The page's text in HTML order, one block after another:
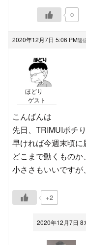
0
2020年12月7日 5:06 PM返
ほどり
ゲスト
こんばんは
先日、TRIMUIポチり
早ければ今週末頃に
どこまで動くものか
小ささもいいですが
+2
2020年12月7日